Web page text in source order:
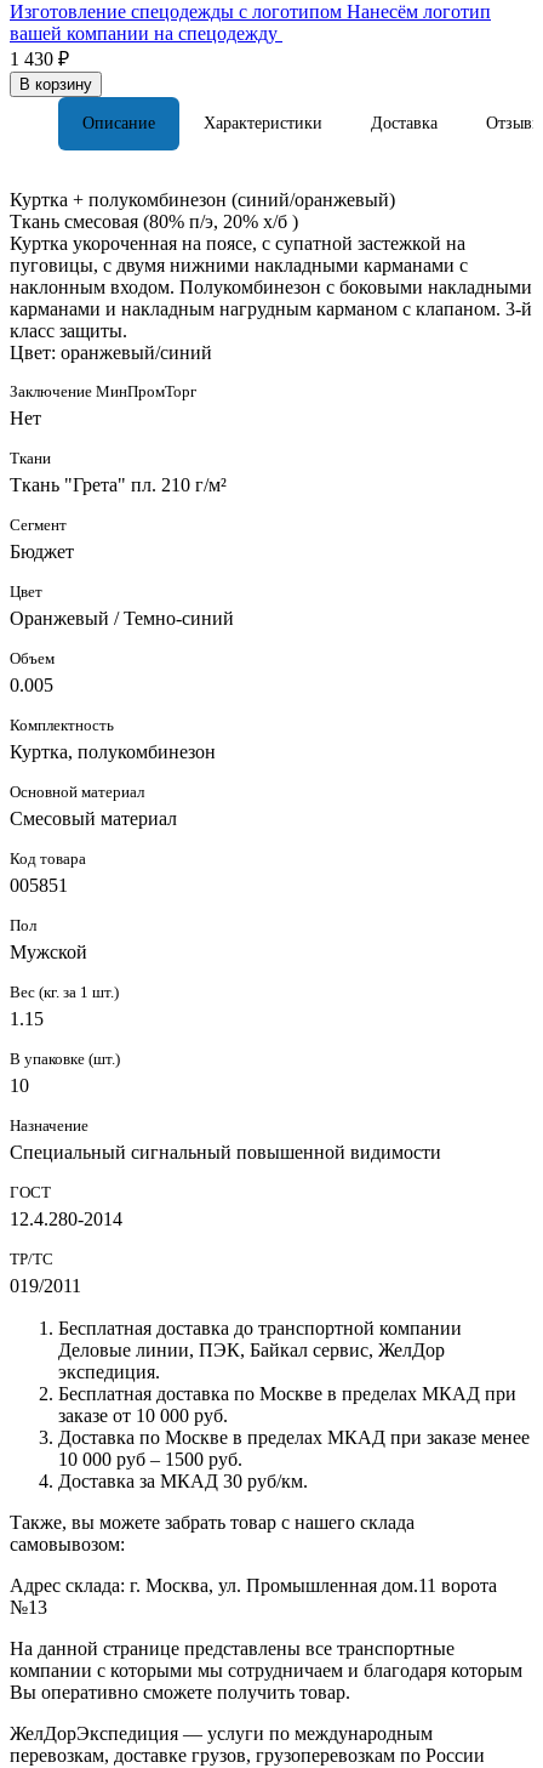
Изготовление спецодежды с логотипом Нанесём логотип
вашей компании на спецодежду
1 430 ₽
В корзину
Описание Характеристики Доставка Отзывы
Куртка + полукомбинезон (синий/оранжевый)
Ткань смесовая (80% п/э, 20% х/б )
Куртка укороченная на поясе, с супатной застежкой на
пуговицы, с двумя нижними накладными карманами с
наклонным входом. Полукомбинезон с боковыми накладными
карманами и накладным нагрудным карманом с клапаном. 3-й
класс защиты.
Цвет: оранжевый/синий
Заключение МинПромТорг
Нет
Ткани
Ткань "Грета" пл. 210 г/м²
Сегмент
Бюджет
Цвет
Оранжевый / Темно-синий
Объем
0.005
Комплектность
Куртка, полукомбинезон
Основной материал
Смесовый материал
Код товара
005851
Пол
Мужской
Вес (кг. за 1 шт.)
1.15
В упаковке (шт.)
10
Назначение
Специальный сигнальный повышенной видимости
ГОСТ
12.4.280-2014
ТР/ТС
019/2011
Бесплатная доставка до транспортной компании
Деловые линии, ПЭК, Байкал сервис, ЖелДор
экспедиция.
Бесплатная доставка по Москве в пределах МКАД при
заказе от 10 000 руб.
Доставка по Москве в пределах МКАД при заказе менее
10 000 руб – 1500 руб.
Доставка за МКАД 30 руб/км.
Также, вы можете забрать товар с нашего склада
самовывозом:
Адрес склада: г. Москва, ул. Промышленная дом.11 ворота
№13
На данной странице представлены все транспортные
компании с которыми мы сотрудничаем и благодаря которым
Вы оперативно сможете получить товар.
ЖелДорЭкспедиция — услуги по международным
перевозкам, доставке грузов, грузоперевозкам по России